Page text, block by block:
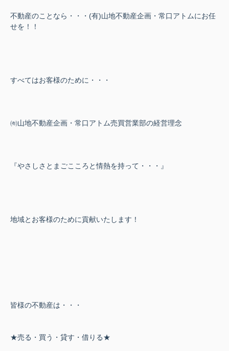
不動産のことなら・・・(有)山地不動産企画・常口アトムにお任
せを！！
すべてはお客様のために・・・
㈲山地不動産企画・常口アトム売買営業部の経営理念
『やさしさとまごこころと情熱を持って・・・』
地域とお客様のために貢献いたします！
皆様の不動産は・・・
★売る・買う・貸す・借りる★